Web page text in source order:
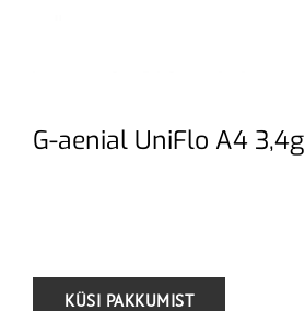
G-aenial UniFlo A4 3,4g